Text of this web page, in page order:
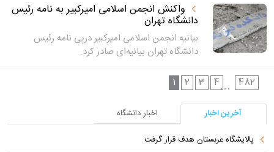
واکنش انجمن اسلامی امیرکبیر به نامه رئیس
دانشگاه تهران
بیانیه انجمن اسلامی امیرکبیر درپی نامه رئیس
دانشگاه تهران بیانیه‌ای صادر کرد.
1
2 3 4... 482
آخرین اخبار
اخبار دانشگاه
پالایشگاه عربستان هدف قرار گرفت